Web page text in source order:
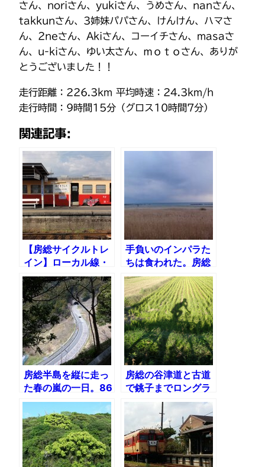
さん、noriさん、yukiさん、うめさん、nanさん、
takkunさん、3姉妹パパさん、けんけん、ハマさ
ん、2neさん、Akiさん、コーイチさん、masaさ
ん、u-kiさん、ゆい太さん、ｍｏｔｏさん、ありが
とうございました！！
走行距離：226.3km 平均時速：24.3km/h
走行時間：9時間15分（グロス10時間7分）
関連記事:
【房総サイクルトレ
イン】ローカル線・
小湊鐵道に乗って房
総半島を1泊2日でツ
ーリング
手負いのインパラた
ちは食われた。房総
オフ サバンナの掟
2012 浜金谷〜銚子
208km
房総半島を縦に走っ
た春の嵐の一日。86
ｋｍ1022ｍ
房総の谷津道と古道
で銚子までロングラ
イド